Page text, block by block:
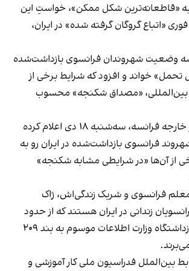
«قاطعانه‌ترین شکل ممکن»، خواستِ این
«اتباع گروگان گرفته شده» در ایران،
وضعیت شهروندان فرانسوی بازداشت‌شده
تحمل» خواند و افزود که شرایط برخی از
بین‌المللی، «مصداق شکنجه» محسوب
ژان-نوئل بارو، وزیر خارجه فرانسه، سه‌شنبه ۱۸ دی اعلام کرده
فرانسوی بازداشت‌شده در ایران رو به
از آن‌ها «در شرایطی مشابه شکنجه»
فرانسوی و شریک زندگی‌اش، ژاک
زندانی در ایران هستند که از حدود
هزار روز پیش در بازداشتگاه وزارت اطلاعات موسوم به بند ۲۰۹
بین‌الملل فدراسیون ملی کار آموزشی و